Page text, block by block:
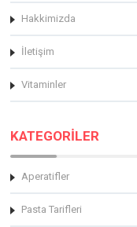
Hakkimizda
İletişim
Vitaminler
KATEGORİLER
Aperatifler
Pasta Tarifleri